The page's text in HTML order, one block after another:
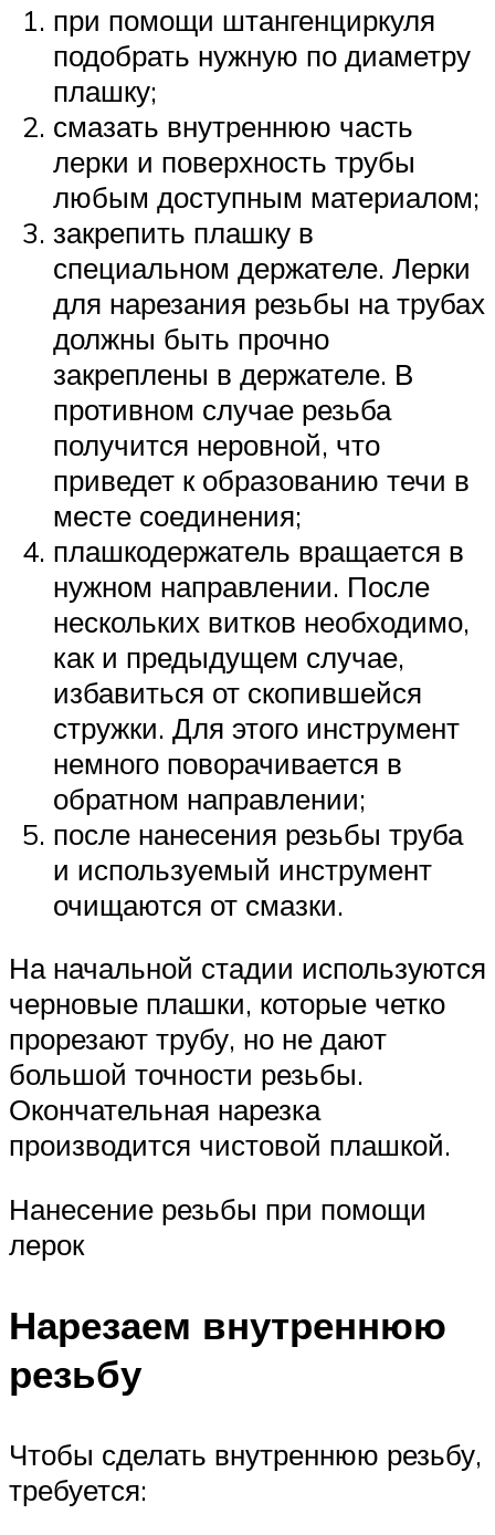
при помощи штангенциркуля
подобрать нужную по диаметру
плашку;
смазать внутреннюю часть
лерки и поверхность трубы
любым доступным материалом;
закрепить плашку в
специальном держателе. Лерки
для нарезания резьбы на трубах
должны быть прочно
закреплены в держателе. В
противном случае резьба
получится неровной, что
приведет к образованию течи в
месте соединения;
плашкодержатель вращается в
нужном направлении. После
нескольких витков необходимо,
как и предыдущем случае,
избавиться от скопившейся
стружки. Для этого инструмент
немного поворачивается в
обратном направлении;
после нанесения резьбы труба
и используемый инструмент
очищаются от смазки.
На начальной стадии используются
черновые плашки, которые четко
прорезают трубу, но не дают
большой точности резьбы.
Окончательная нарезка
производится чистовой плашкой.
Нанесение резьбы при помощи
лерок
Нарезаем внутреннюю
резьбу
Чтобы сделать внутреннюю резьбу,
требуется: